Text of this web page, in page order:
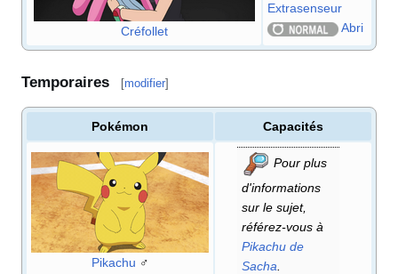
Créfollet
Extrasenseur
Abri
Temporaires [modifier]
Pokémon Capacités
Pikachu ♂
Pour plus
d'informations
sur le sujet,
référez-vous à
Pikachu de
Sacha